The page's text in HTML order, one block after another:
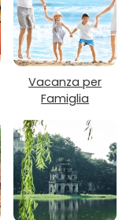
Vacanza per
Famiglia